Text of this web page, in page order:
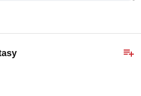
playlist_add